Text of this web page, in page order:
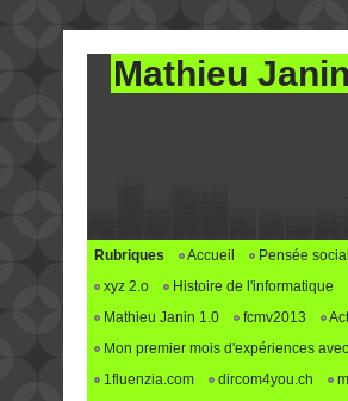
Mathieu
Rubriques Accueil Pensée
xyz 2.o
Histoire de l'informatique
Mathieu Janin 1.0
fcmv2013
Mon premier mois d'expériences
1fluenzia.com
dircom4you.ch